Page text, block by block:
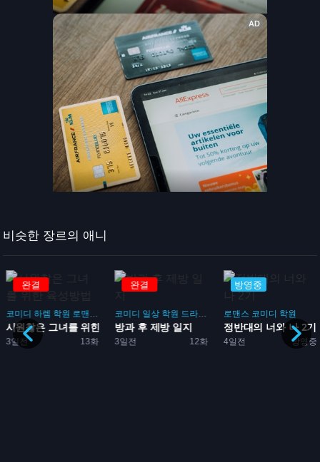
비슷한 장르의 애니
성방...
완결
코미디 하렘 학원 로맨스 게임
3일전 13화
시원찮은 그녀를 위한 육성방...
완결
코미디 일상 학원 드라마 부활동
3일전 12화
방과 후 제방 일지
방영중
로맨스 코미디 학원
4일전 방영중
정반대의 너와 나 2기